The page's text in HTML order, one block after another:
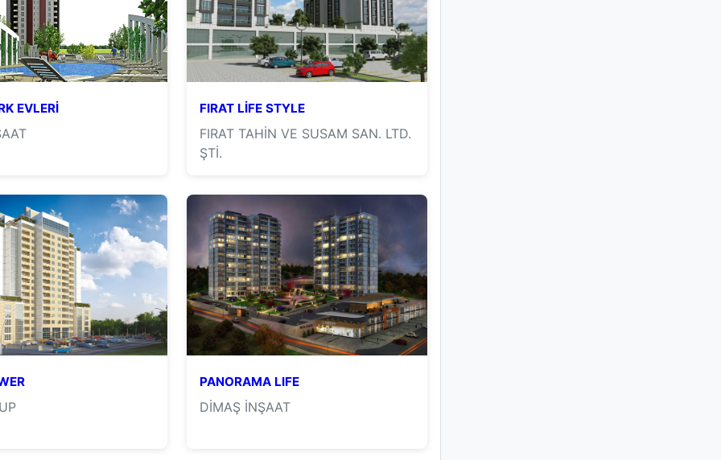
EVLERİ FIRAT LİFE STYLE
FIRAT TAHİN VE SUSAM SAN. LTD.
ŞTİ.
PANORAMA LIFE
DİMAŞ İNŞAAT